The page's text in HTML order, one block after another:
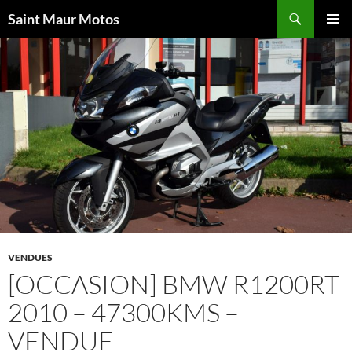
au
contenu
Saint Maur Motos
MENU
VENDUES
[OCCASION] BMW R1200RT
2010 – 47300KMS –
VENDUE